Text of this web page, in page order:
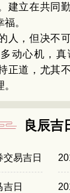
建立在共同
。
人，但决不
动心机，
正道，尤其
良辰吉
易吉日
日